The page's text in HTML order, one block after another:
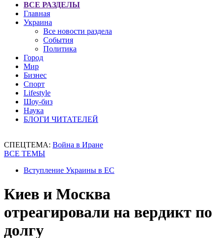
ВСЕ РАЗДЕЛЫ
Главная
Украина
Все новости раздела
События
Политика
Город
Мир
Бизнес
Спорт
Lifestyle
Шоу-биз
Наука
БЛОГИ ЧИТАТЕЛЕЙ
СПЕЦТЕМА: Война в Иране
ВСЕ ТЕМЫ
Вступление Украины в ЕС
Киев и Москва
отреагировали на вердикт по
долгу